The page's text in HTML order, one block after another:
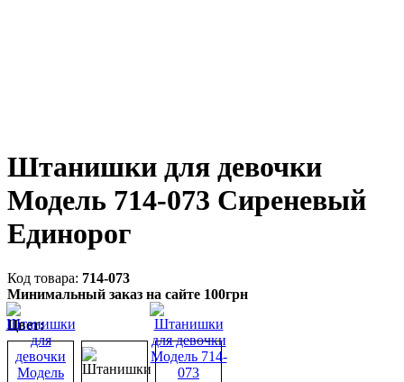
Штанишки для девочки
Модель 714-073 Сиреневый
Единорог
714-073
Минимальный заказ на сайте 100грн
Цвет: